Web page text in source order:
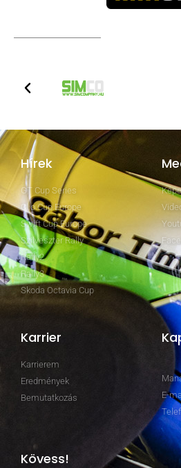
Hírek
GT Cup Series
Clio Cup Europe
Swift Cup Europe
Szilveszter Rally
Rally2
Rally3
Skoda Octavia Cup
Karrier
Karrierem
Eredmények
Bemutatkozás
E-
Kövess!